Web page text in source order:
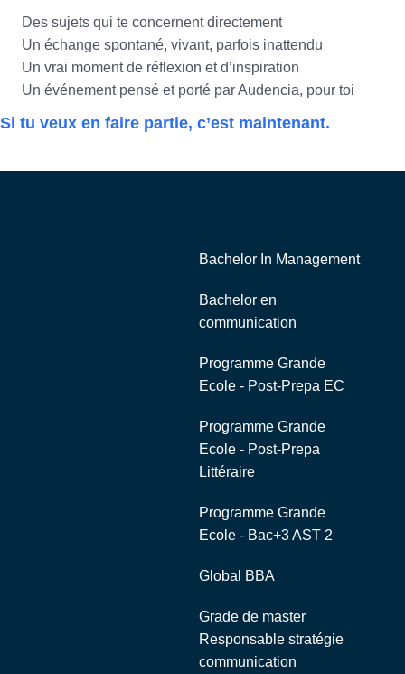
Des sujets qui te concernent directement
Un échange spontané, vivant, parfois inattendu
Un vrai moment de réflexion et d’inspiration
Un événement pensé et porté par Audencia, pour toi
Si tu veux en faire partie, c’est maintenant.
Bachelor In Management
Bachelor en
communication
Programme Grande
Ecole - Post-Prepa EC
Programme Grande
Ecole - Post-Prepa
Littéraire
Programme Grande
Ecole - Bac+3 AST 2
Global BBA
Grade de master
Responsable stratégie
communication